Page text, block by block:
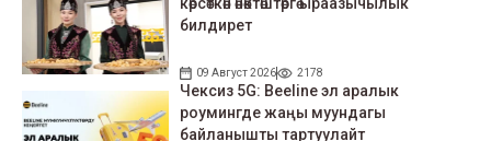
билдирет
09 Август 2026 2178
Чексиз 5G: Beeline эл аралык
роумингде жаңы муундагы
байланышты тартуулайт